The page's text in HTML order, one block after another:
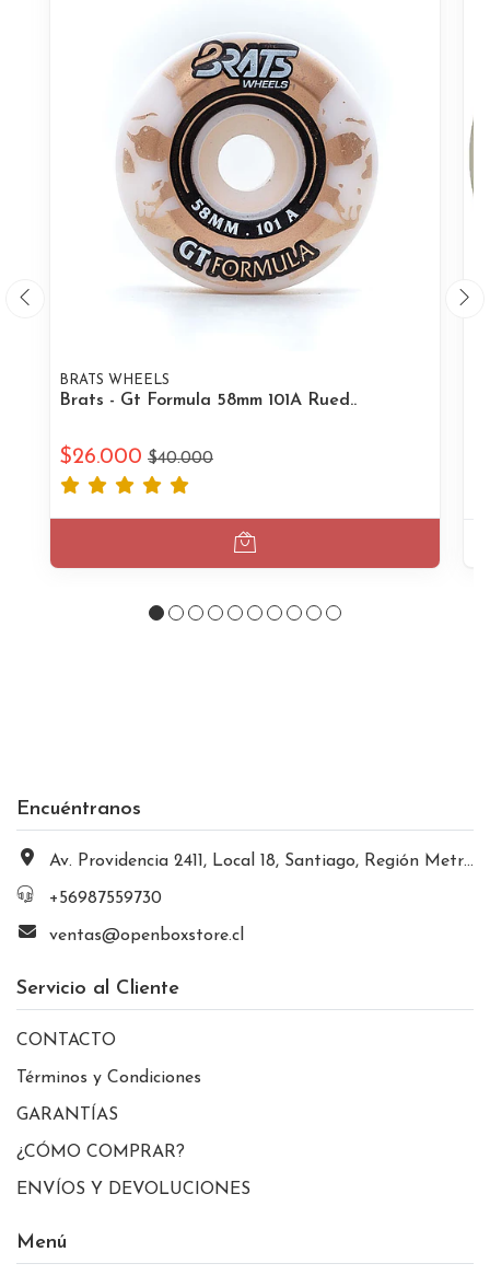
BRATS WHEELS
Brats - Gt Formula 58mm 101A Rued..
$26.000 $40.000
Encuéntranos
Av. Providencia 2411, Local 18, Santiago, Región Metropolitana, Chile
+56987559730
ventas@openboxstore.cl
Servicio al Cliente
CONTACTO
Términos y Condiciones
GARANTÍAS
¿CÓMO COMPRAR?
ENVÍOS Y DEVOLUCIONES
Menú